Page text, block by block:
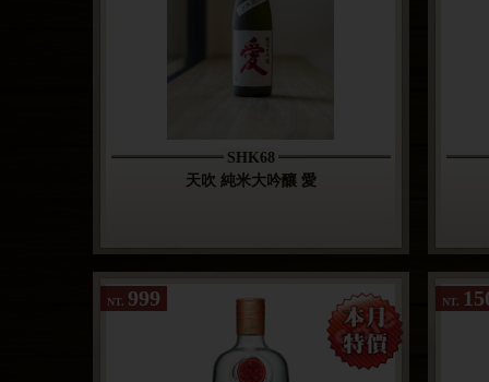
SHK68
天吹 純米大吟釀 愛
NT. 999 NT.